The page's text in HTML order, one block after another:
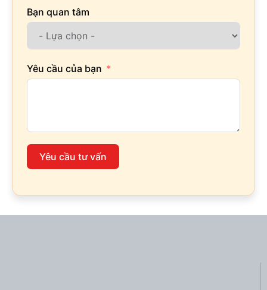
Bạn quan tâm
Yêu cầu của bạn
Yêu cầu tư vấn